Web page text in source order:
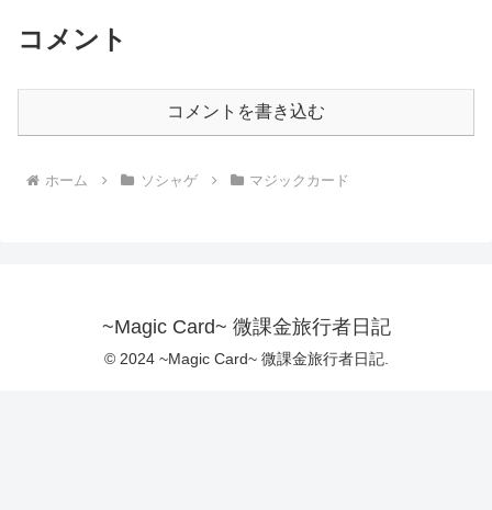
コメント
コメントを書き込む
ホーム ソシャゲ マジックカード
~Magic Card~ 微課金旅行者日記
© 2024 ~Magic Card~ 微課金旅行者日記.